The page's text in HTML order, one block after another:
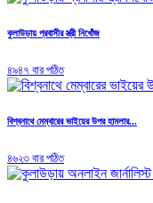
কুলাউড়ায় প্রবাসীর স্ত্রী নিখোঁজ
৪৯৪৭ বার পঠিত
বিশ্বনাথে মেম্বারের ভাইয়ের উপর হামলার...
৪৬২৩ বার পঠিত